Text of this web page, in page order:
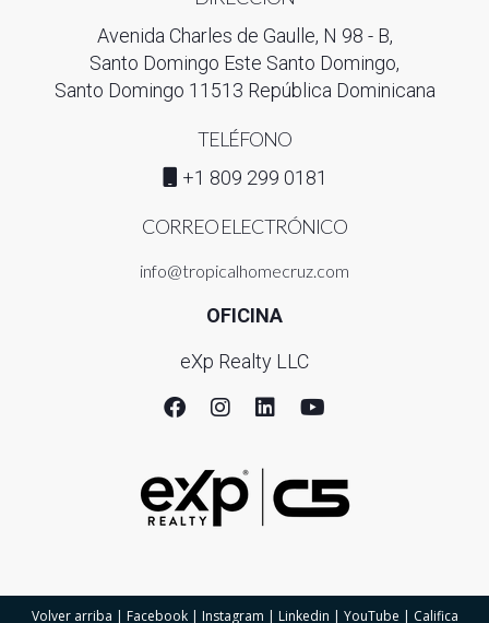
Avenida Charles de Gaulle, N 98 - B,
Santo Domingo Este Santo Domingo,
Santo Domingo 11513 República Dominicana
TELÉFONO
+1 809 299 0181
CORREO ELECTRÓNICO
info@tropicalhomecruz.com
OFICINA
eXp Realty LLC
Volver arriba | Facebook| Instagram | Linkedin | YouTube | Califica